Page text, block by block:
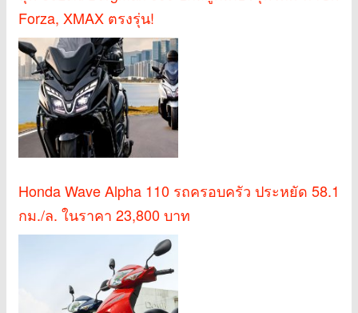
Forza, XMAX ตรงรุ่น!
Honda Wave Alpha 110 รถครอบครัว ประหยัด 58.1
กม./ล. ในราคา 23,800 บาท